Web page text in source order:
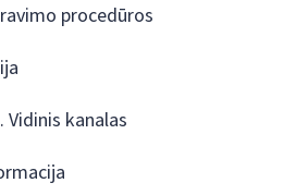
procedūros
Vidinis kanalas